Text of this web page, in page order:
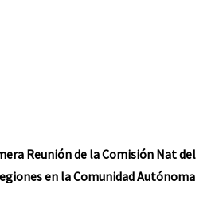
Reunión de la Comisión Nat del
en la Comunidad Autónoma